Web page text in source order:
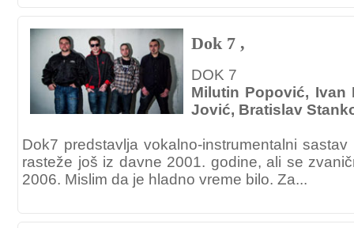
Dok 7 ,
DOK 7
Milutin Popović, Ivan
Jović, Bratislav
Dok7 predstavlja vokalno-instrumentalni
rasteže još iz davne 2001. godine, ali se
2006. Mislim da je hladno vreme bilo. Za...